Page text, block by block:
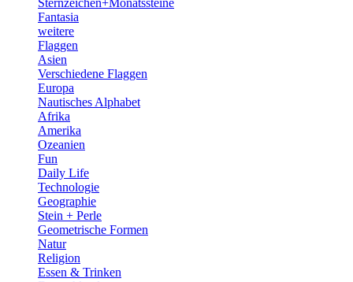
Sternzeichen+Monatssteine
Fantasia
weitere
Flaggen
Asien
Verschiedene Flaggen
Europa
Nautisches Alphabet
Afrika
Amerika
Ozeanien
Fun
Daily Life
Technologie
Geographie
Stein + Perle
Geometrische Formen
Natur
Religion
Essen & Trinken